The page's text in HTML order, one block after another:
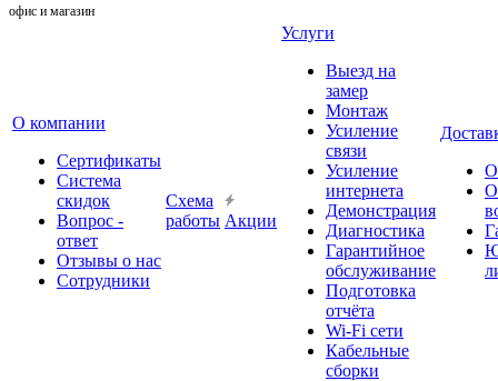
офис и магазин
О компании
Сертификаты
Система
скидок
Вопрос -
ответ
Отзывы о нас
Сотрудники
Схема
работы Акции
Услуги
Выезд на
замер
Монтаж
Усиление
связи
Усиление
интернета
Демонстрация
Диагностика
Гарантийное
обслуживание
Подготовка
отчёта
Wi-Fi сети
Кабельные
сборки